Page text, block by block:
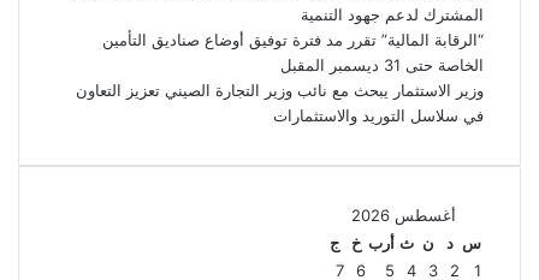
المشترك لدعم جهود التنمية
“الرقابة المالية” تقرر مد فترة توفيق أوضاع صناديق التأمين
الخاصة حتى 31 ديسمبر المقبل
وزير الاستثمار يبحث مع نائب وزير التجارة الصيني تعزيز التعاون
في سلاسل التوريد والاستثمارات
أغسطس 2026
س د ن ث أرب خ
ج
1
2
3
4
5
6
7